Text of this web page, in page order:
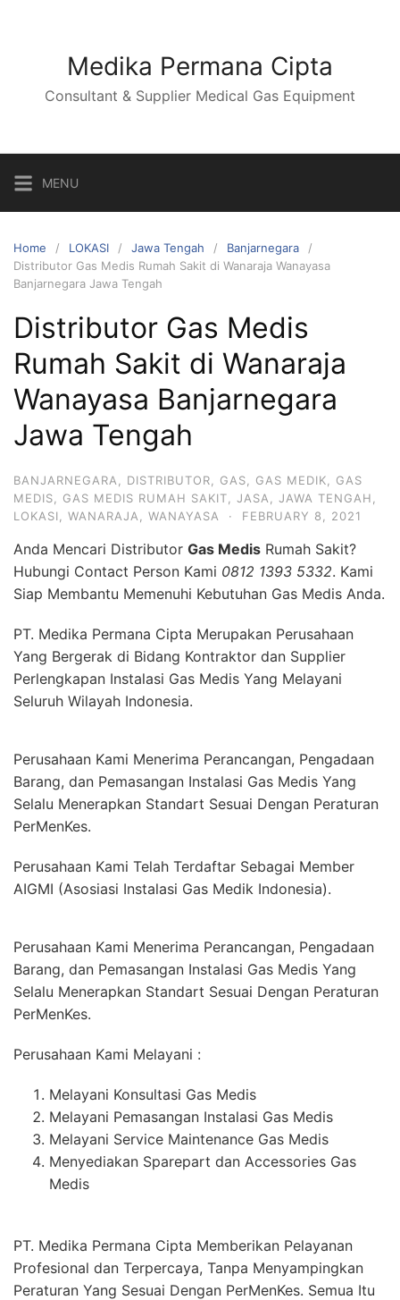
Medika Permana Cipta
Consultant & Supplier Medical Gas Equipment
MENU
Home LOKASI Jawa Tengah
Banjarnegara
Distributor Gas Medis Rumah Sakit di Wanaraja Wanayasa
Banjarnegara Jawa Tengah
Distributor Gas Medis
Rumah Sakit di Wanaraja
Wanayasa Banjarnegara
Jawa Tengah
BANJARNEGARA DISTRIBUTOR GAS GAS MEDIK
GAS
MEDIS
GAS MEDIS RUMAH SAKIT JASA JAWA TENGAH
LOKASI
WANARAJA WANAYASA · FEBRUARY 8, 2021
Anda Mencari Distributor Gas Medis Rumah Sakit?
Hubungi Contact Person Kami 0812 1393 5332. Kami
Siap Membantu Memenuhi Kebutuhan Gas Medis Anda.
PT. Medika Permana Cipta Merupakan Perusahaan
Yang Bergerak di Bidang Kontraktor dan Supplier
Perlengkapan Instalasi Gas Medis Yang Melayani
Seluruh Wilayah Indonesia.
Perusahaan Kami Menerima Perancangan, Pengadaan
Barang, dan Pemasangan Instalasi Gas Medis Yang
Selalu Menerapkan Standart Sesuai Dengan Peraturan
PerMenKes.
Perusahaan Kami Telah Terdaftar Sebagai Member
AIGMI (Asosiasi Instalasi Gas Medik Indonesia).
Perusahaan Kami Menerima Perancangan, Pengadaan
Barang, dan Pemasangan Instalasi Gas Medis Yang
Selalu Menerapkan Standart Sesuai Dengan Peraturan
PerMenKes.
Perusahaan Kami Melayani :
Melayani Konsultasi Gas Medis
Melayani Pemasangan Instalasi Gas Medis
Melayani Service Maintenance Gas Medis
Menyediakan Sparepart dan Accessories Gas
Medis
PT. Medika Permana Cipta Memberikan Pelayanan
Profesional dan Terpercaya, Tanpa Menyampingkan
Peraturan Yang Sesuai Dengan PerMenKes. Semua Itu